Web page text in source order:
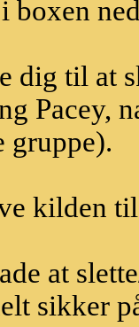
boxen
dig til at
Pacey,
gruppe).
kilden
at
sikker